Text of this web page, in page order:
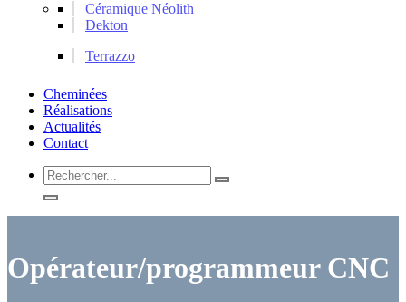
Céramique Néolith
Dekton
Terrazzo
Cheminées
Réalisations
Actualités
Contact
Rechercher...
Opérateur/programmeur CNC